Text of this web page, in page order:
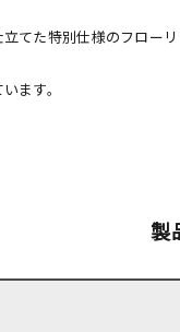
てた特別仕様のフローリ
ます。
製